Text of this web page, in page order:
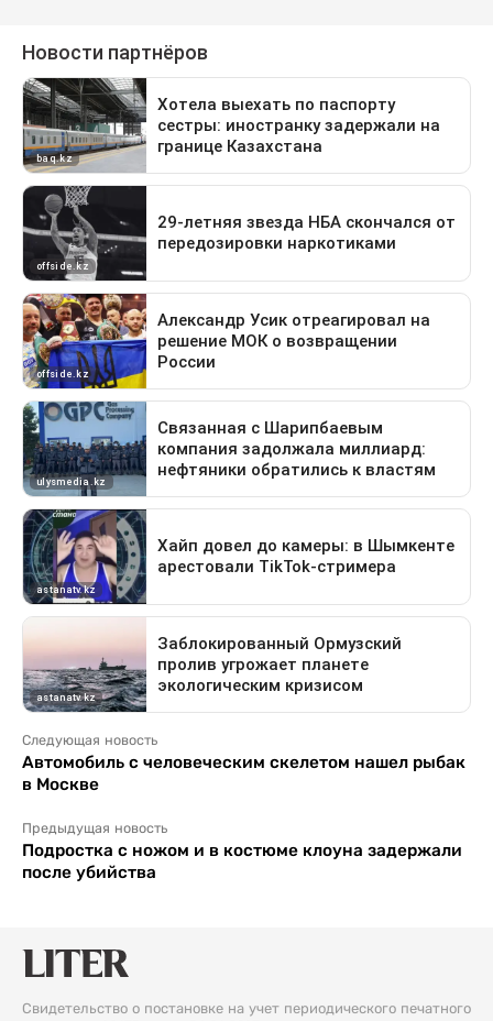
Следующая новость
Автомобиль с человеческим скелетом нашел рыбак
в Москве
Предыдущая новость
Подростка с ножом и в костюме клоуна задержали
после убийства
Свидетельство о постановке на учет периодического печатного